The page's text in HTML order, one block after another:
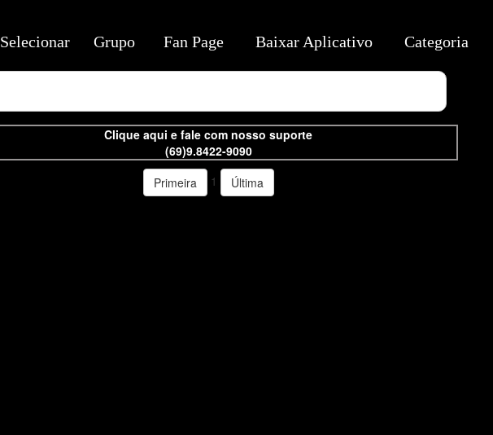
Clique aqui e fale com nosso suporte
(69)9.8422-9090
Primeira
1 Última
Selecionar Grupo Fan Page Baixar Aplicativo Categoria